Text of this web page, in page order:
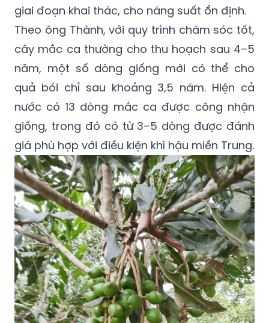
giai đoạn khai thác, cho năng suất ổn định.
Theo ông Thành, với quy trình chăm sóc tốt,
cây mắc ca thường cho thu hoạch sau 4–5
năm, một số dòng giống mới có thể cho
quả bói chỉ sau khoảng 3,5 năm. Hiện cả
nước có 13 dòng mắc ca được công nhận
giống, trong đó có từ 3–5 dòng được đánh
giá phù hợp với điều kiện khí hậu miền Trung.